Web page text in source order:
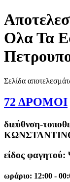
Ολα Τα
Σελίδα
72 ΔΡΟΜΟΙ
διεύθνση-
είδος
ωράριο: 12:00 -